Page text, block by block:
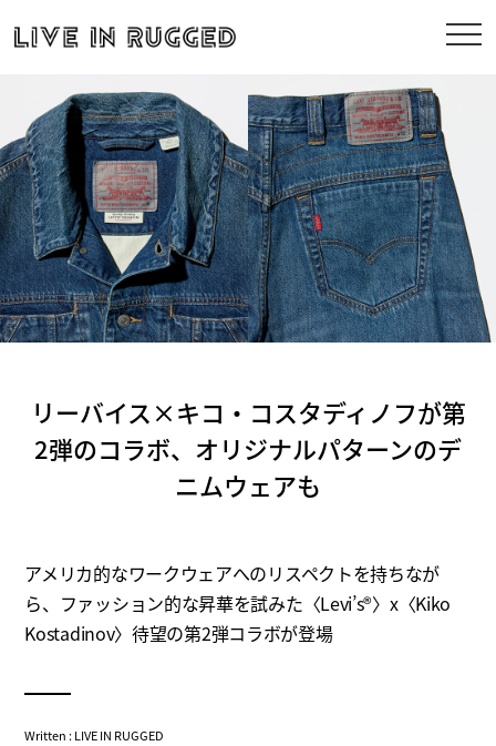
リーバイス×キコ・コスタディノフが第
2弾のコラボ、オリジナルパターンのデ
ニムウェアも
アメリカ的なワークウェアへのリスペクトを持ちなが
ら、ファッション的な昇華を試みた〈Levi’s®〉x〈Kiko
Kostadinov〉待望の第2弾コラボが登場
Written : LIVE IN RUGGED